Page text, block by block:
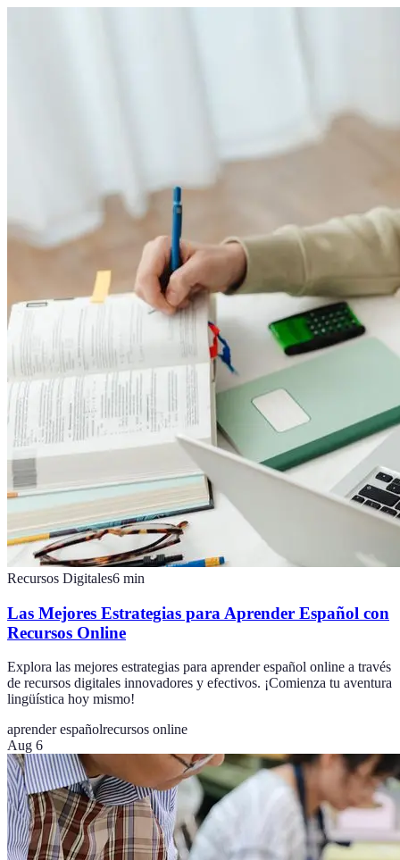
Recursos Digitales6 min
Las Mejores Estrategias para Aprender Español con
Recursos Online
Explora las mejores estrategias para aprender español online a través
de recursos digitales innovadores y efectivos. ¡Comienza tu aventura
lingüística hoy mismo!
aprender españolrecursos online
Aug 6